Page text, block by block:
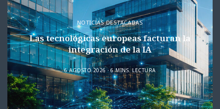
NOTICIAS DESTACADAS
Las tecnológicas europeas facturan la
integración de la IA
6 AGOSTO 2026 6 MINS. LECTURA